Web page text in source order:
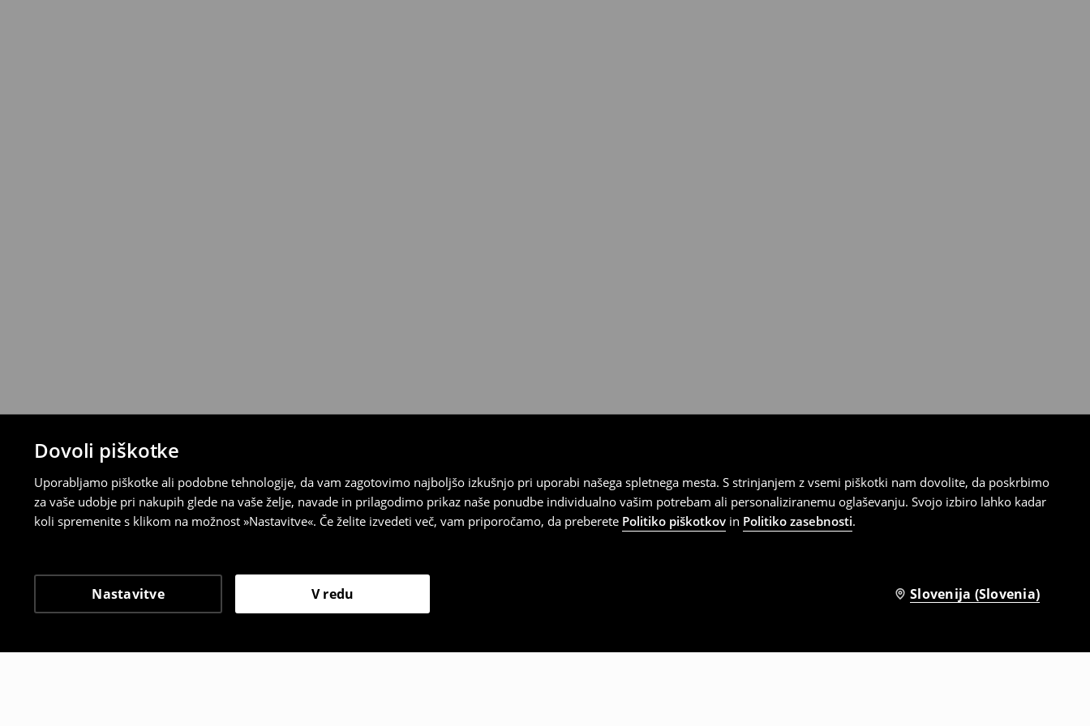
Dovoli piškotke
Uporabljamo piškotke ali podobne tehnologije, da vam zagotovimo najboljšo izkušnjo pri uporabi našega spletnega mesta. S strinjanjem z vsemi piškotki nam dovolite, da poskrbimo
za vaše udobje pri nakupih glede na vaše želje, navade in prilagodimo prikaz naše ponudbe individualno vašim potrebam ali personaliziranemu oglaševanju. Svojo izbiro lahko kadar
koli spremenite s klikom na možnost »Nastavitve«. Če želite izvedeti več, vam priporočamo, da preberete Politiko piškotkov in Politiko zasebnosti.
Nastavitve V redu Slovenija (Slovenia)